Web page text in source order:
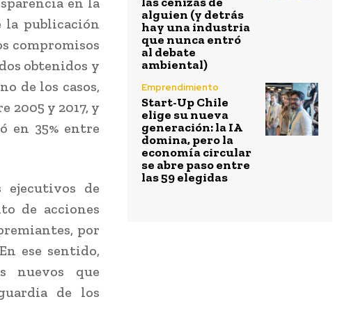
la publicación
compromisos
obtenidos y
de los casos,
2005 y 2017, y
en 35% entre
de
de acciones
por
ese sentido,
nuevos que
de los
alguien (y detrás
hay una industria
que nunca entró
al debate
ambiental)
Emprendimiento
Start-Up Chile
elige su nueva
generación: la IA
domina, pero la
economía circular
se abre paso entre
las 59 elegidas